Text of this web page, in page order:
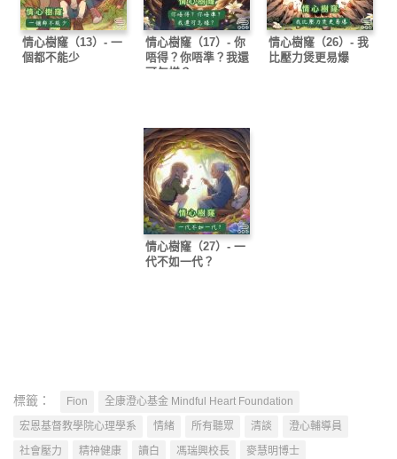
情心樹窿（13）- 一
個都不能少
情心樹窿（17）- 你
唔得？你唔準？我還
可怎樣？
情心樹窿（26）- 我
比壓力煲更易爆
情心樹窿（27）- 一
代不如一代？
標籤： Fion
全康澄心基金 Mindful Heart Foundation
宏恩基督教學院心理學系
情緒 所有聽眾 清談
澄心輔導員
社會壓力
精神健康 讀白 馮瑞興校長
麥慧明博士